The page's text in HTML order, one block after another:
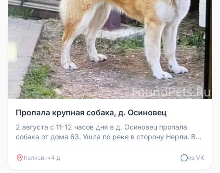
Пропала крупная собака, д. Осиновец
2 августа с 11-12 часов дня в д. Осиновец пропала
собака от дома 63. Ушла по реке в сторону Нерли. В
Калязин•4 д из VK